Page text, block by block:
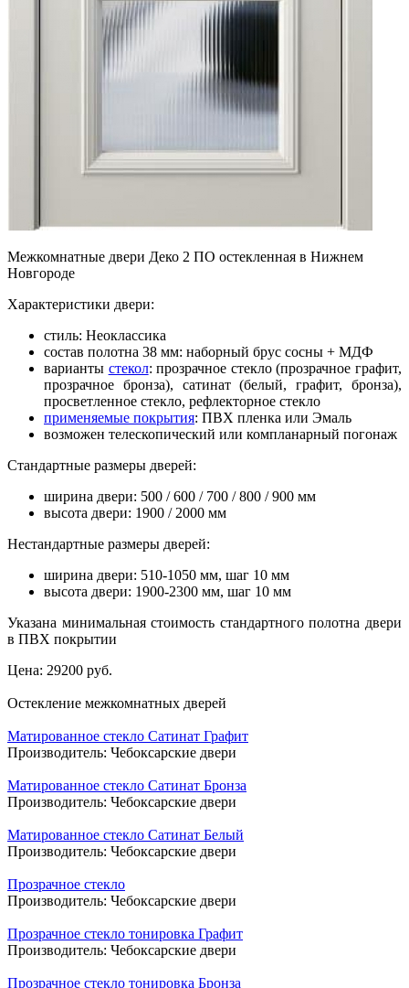
Межкомнатные двери Деко 2 ПО остекленная в Нижнем
Новгороде
Характеристики двери:
стиль: Неоклассика
состав полотна 38 мм: наборный брус сосны + МДФ
варианты стекол: прозрачное стекло (прозрачное графит,
прозрачное бронза), сатинат (белый, графит, бронза),
просветленное стекло, рефлекторное стекло
применяемые покрытия: ПВХ пленка или Эмаль
возможен телескопический или компланарный погонаж
Стандартные размеры дверей:
ширина двери: 500 / 600 / 700 / 800 / 900 мм
высота двери: 1900 / 2000 мм
Нестандартные размеры дверей:
ширина двери: 510-1050 мм, шаг 10 мм
высота двери: 1900-2300 мм, шаг 10 мм
Указана минимальная стоимость стандартного полотна двери
в ПВХ покрытии
Цена: 29200 руб.
Остекление межкомнатных дверей
Матированное стекло Сатинат Графит
Производитель: Чебоксарские двери
Матированное стекло Сатинат Бронза
Производитель: Чебоксарские двери
Матированное стекло Сатинат Белый
Производитель: Чебоксарские двери
Прозрачное стекло
Производитель: Чебоксарские двери
Прозрачное стекло тонировка Графит
Производитель: Чебоксарские двери
Прозрачное стекло тонировка Бронза